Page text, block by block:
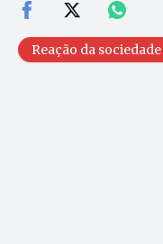
Reação da